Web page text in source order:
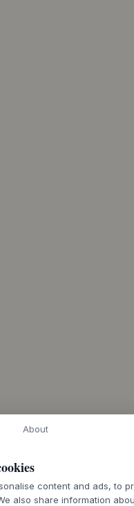
About
content and ads, to
also share information